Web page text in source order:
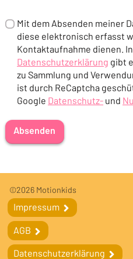
Mit dem Absenden meiner
diese elektronisch erfasst
Kontaktaufnahme dienen.
Datenschutzerklärung
(Öffnet in einem neuen Tab
gibt
zu Sammlung und
ist durch ReCaptcha
Google Datenschutz- und
Absenden
Fußleiste
Impressum
AGB
Datenschutzerklärung
©2026 Motionkids
Impressum
AGB
Datenschutzerklärung